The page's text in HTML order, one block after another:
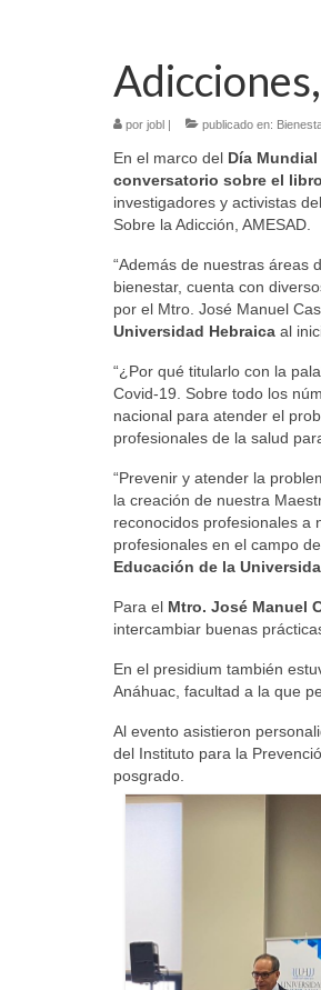
por jobl | publicado en:
En el marco del Día
conversatorio sobre el
investigadores y activistas
Sobre la Adicción, AMESAD.
“Además de nuestras áreas
bienestar, cuenta con
por el Mtro. José Manuel
Universidad Hebraica al
“¿Por qué titularlo con la
Covid-19. Sobre todo los
nacional para atender el
profesionales de la salud
“Prevenir y atender la
la creación de nuestra
reconocidos profesionales a
profesionales en el campo
Educación de la
Para el Mtro. José Manuel
intercambiar buenas
En el presidium también
Anáhuac, facultad a la que
Al evento asistieron
del Instituto para la
posgrado.